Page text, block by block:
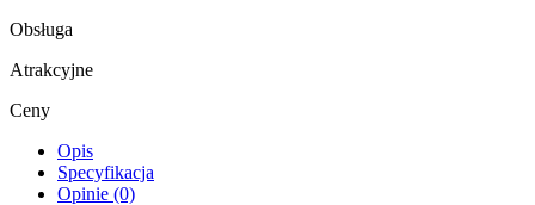
Obsługa
Atrakcyjne
Ceny
Opis
Specyfikacja
Opinie (0)